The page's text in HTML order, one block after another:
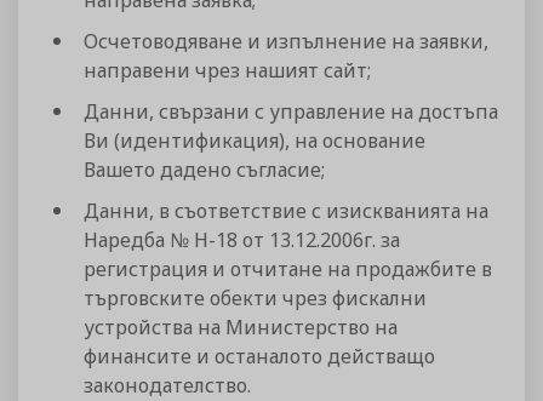
Осчетоводяване и изпълнение на заявки,
направени чрез нашият сайт;
Данни, свързани с управление на достъпа
Ви (идентификация), на основание
Вашето дадено съгласие;
Данни, в съответствие с изискванията на
Наредба № Н-18 от 13.12.2006г. за
регистрация и отчитане на продажбите в
търговските обекти чрез фискални
устройства на Министерство на
финансите и останалото действащо
законодателство.